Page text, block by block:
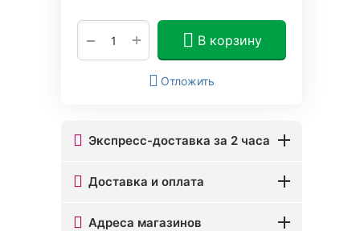
+
− В корзину
Отложить
Экспресс-доставка за 2 часа
Доставка и оплата
Адреса магазинов